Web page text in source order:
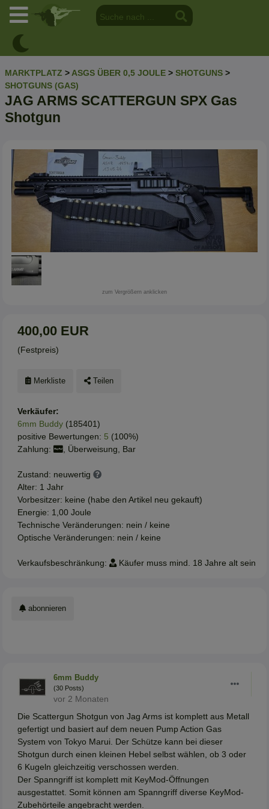
MARKTPLATZ > ASGS ÜBER 0,5 JOULE > SHOTGUNS >
SHOTGUNS (GAS)
JAG ARMS SCATTERGUN SPX Gas
Shotgun
zum Vergrößern anklicken
400,00 EUR
(Festpreis)
Merkliste Teilen
Verkäufer:
6mm Buddy (185401)
positive Bewertungen: 5 (100%)
Zahlung:
, Überweisung, Bar
Zustand: neuwertig
Alter: 1 Jahr
Vorbesitzer: keine (habe den Artikel neu gekauft)
Energie: 1,00 Joule
Technische Veränderungen: nein / keine
Optische Veränderungen: nein / keine
Verkaufsbeschränkung: Käufer muss mind. 18 Jahre alt sein
abonnieren
6mm Buddy
(30 Posts)
vor 2 Monaten
Die Scattergun Shotgun von Jag Arms ist komplett aus Metall
gefertigt und basiert auf dem neuen Pump Action Gas
System von Tokyo Marui. Der Schütze kann bei dieser
Shotgun durch einen kleinen Hebel selbst wählen, ob 3 oder
6 Kugeln gleichzeitig verschossen werden.
Der Spanngriff ist komplett mit KeyMod-Öffnungen
ausgestattet. Somit können am Spanngriff diverse KeyMod-
Zubehörteile angebracht werden.